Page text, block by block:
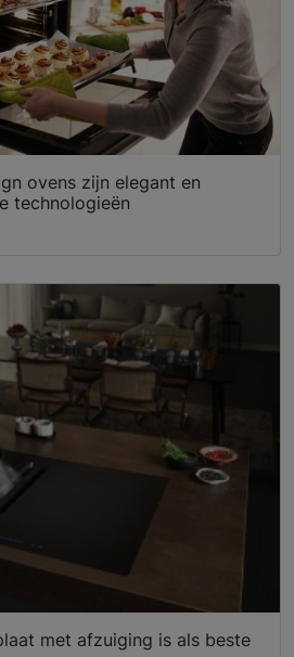
ovens zijn elegant en
technologieën
met afzuiging is als beste